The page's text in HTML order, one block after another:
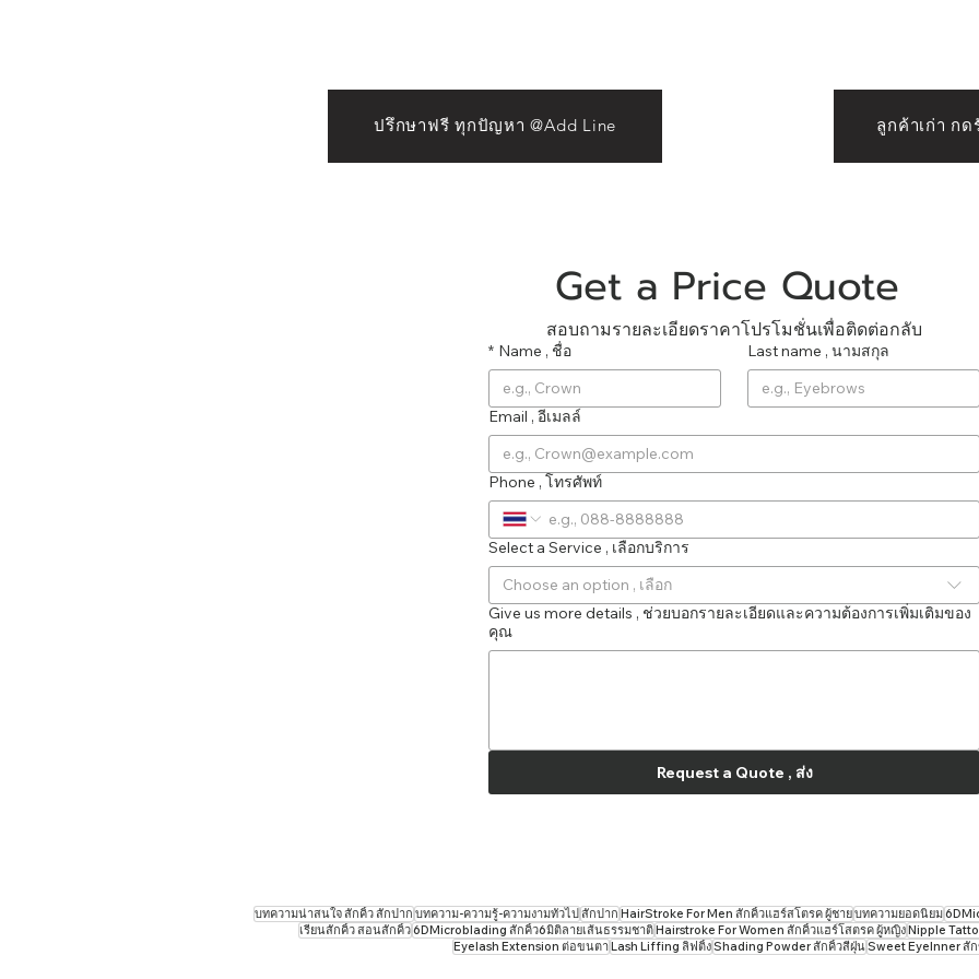
ปรึกษาฟรี ทุกปัญหา @Add Line ลูกค้าเก่า ก
สอบถามรายละเอียดราคาโปรโมชั่นเพื่อติดต่อกลับ
* Name , ชื่อ Last name , นามสกุล
Email , อีเมลล์
Phone , โทรศัพท์
Select a Service , เลือกบริการ
Choose an option , เลือก
Give us more details , ช่วยบอกรายละเอียดและความต้องการเพิ่มเติมของ
คุณ
Request a Quote , ส่ง
บทความน่าสนใจ สักคิ้ว สักปากบทความ-ความรู้-ความงามทั่วไปสักปากHairStroke For Men สักคิ้วแฮร์สโตรค ผู้ชายบทความยอดนิยม
เรียนสักคิ้ว สอนสักคิ้ว6DMicroblading สักคิ้ว6มิติลายเส้นธรรมชาติHairstroke For Women สักคิ้วแฮร์โสตรค ผู้หญิงNipple
Eyelash Extension ต่อขนตาLash Liffing ลิฟติ้งShading Powder สักคิ้วสีฝุ่นSweet EyeInner สั